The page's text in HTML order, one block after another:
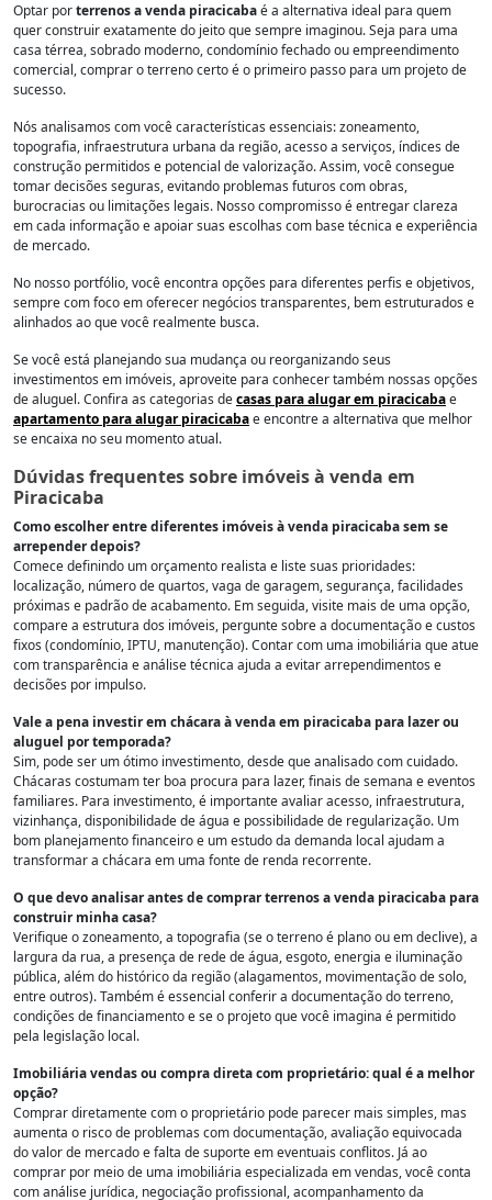
Optar porterrenos a venda piracicabaé a alternativa ideal para quem
quer construir exatamente do jeito que sempre imaginou. Seja para uma
casa térrea, sobrado moderno, condomínio fechado ou empreendimento
comercial, comprar o terreno certo é o primeiro passo para um projeto de
sucesso.
Nós analisamos com você características essenciais: zoneamento,
topografia, infraestrutura urbana da região, acesso a serviços, índices de
construção permitidos e potencial de valorização. Assim, você consegue
tomar decisões seguras, evitando problemas futuros com obras,
burocracias ou limitações legais. Nosso compromisso é entregar clareza
em cada informação e apoiar suas escolhas com base técnica e experiência
de mercado.
No nosso portfólio, você encontra opções para diferentes perfis e objetivos,
sempre com foco em oferecer negócios transparentes, bem estruturados e
alinhados ao que você realmente busca.
Se você está planejando sua mudança ou reorganizando seus
investimentos em imóveis, aproveite para conhecer também nossas opções
de aluguel. Confira as categorias decasas para alugar em piracicabae
apartamento para alugar piracicabae encontre a alternativa que melhor
se encaixa no seu momento atual.
Dúvidas frequentes sobre imóveis à venda em
Piracicaba
Como escolher entre diferentes imóveis à venda piracicaba sem se
arrepender depois?
Comece definindo um orçamento realista e liste suas prioridades:
localização, número de quartos, vaga de garagem, segurança, facilidades
próximas e padrão de acabamento. Em seguida, visite mais de uma opção,
compare a estrutura dos imóveis, pergunte sobre a documentação e custos
fixos (condomínio, IPTU, manutenção). Contar com uma imobiliária que atue
com transparência e análise técnica ajuda a evitar arrependimentos e
decisões por impulso.
Vale a pena investir em chácara à venda em piracicaba para lazer ou
aluguel por temporada?
Sim, pode ser um ótimo investimento, desde que analisado com cuidado.
Chácaras costumam ter boa procura para lazer, finais de semana e eventos
familiares. Para investimento, é importante avaliar acesso, infraestrutura,
vizinhança, disponibilidade de água e possibilidade de regularização. Um
bom planejamento financeiro e um estudo da demanda local ajudam a
transformar a chácara em uma fonte de renda recorrente.
O que devo analisar antes de comprar terrenos a venda piracicaba para
construir minha casa?
Verifique o zoneamento, a topografia (se o terreno é plano ou em declive), a
largura da rua, a presença de rede de água, esgoto, energia e iluminação
pública, além do histórico da região (alagamentos, movimentação de solo,
entre outros). Também é essencial conferir a documentação do terreno,
condições de financiamento e se o projeto que você imagina é permitido
pela legislação local.
Imobiliária vendas ou compra direta com proprietário: qual é a melhor
opção?
Comprar diretamente com o proprietário pode parecer mais simples, mas
aumenta o risco de problemas com documentação, avaliação equivocada
do valor de mercado e falta de suporte em eventuais conflitos. Já ao
comprar por meio de uma imobiliária especializada em vendas, você conta
com análise jurídica, negociação profissional, acompanhamento da